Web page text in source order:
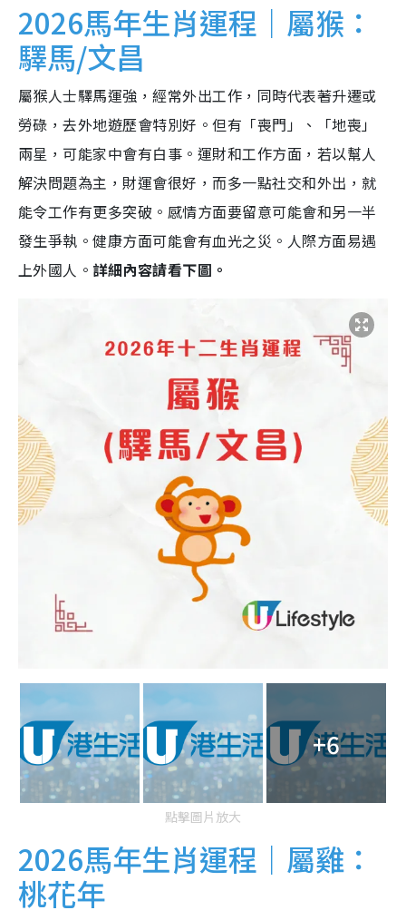
2026馬年生肖運程｜屬猴：
驛馬/文昌
屬猴人士驛馬運強，經常外出工作，同時代表著升遷或
勞碌，去外地遊歷會特別好。但有「喪門」、「地喪」
兩星，可能家中會有白事。運財和工作方面，若以幫人
解決問題為主，財運會很好，而多一點社交和外出，就
能令工作有更多突破。感情方面要留意可能會和另一半
發生爭執。健康方面可能會有血光之災。人際方面易遇
上外國人。 詳細內容請看下圖。
+6
點擊圖片放大
2026馬年生肖運程｜屬雞：
桃花年